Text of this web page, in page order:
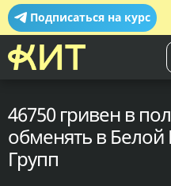
Подписаться на курс
46750 гривен в
обменять в
Групп